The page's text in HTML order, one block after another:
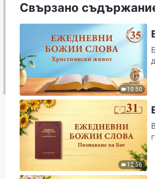
Свързано
10:50
12:56